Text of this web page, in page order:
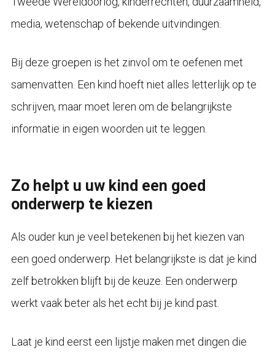
media, wetenschap of bekende uitvindingen.
Bij deze groepen is het zinvol om te oefenen met
samenvatten. Een kind hoeft niet alles letterlijk op te
schrijven, maar moet leren om de belangrijkste
informatie in eigen woorden uit te leggen.
Zo helpt u uw kind een goed
onderwerp te kiezen
Als ouder kun je veel betekenen bij het kiezen van
een goed onderwerp. Het belangrijkste is dat je kind
zelf betrokken blijft bij de keuze. Een onderwerp
werkt vaak beter als het echt bij je kind past.
Laat je kind eerst een lijstje maken met dingen die